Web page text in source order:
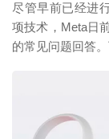
尽管早前已经进
项技术，Meta日
的常见问题回答